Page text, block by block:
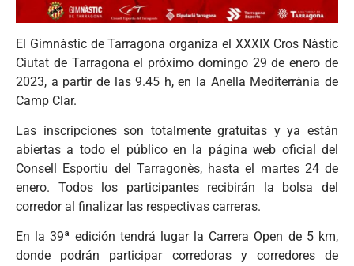
El Gimnàstic de Tarragona organiza el XXXIX Cros Nàstic
Ciutat de Tarragona el próximo domingo 29 de enero de
2023, a partir de las 9.45 h, en la Anella Mediterrània de
Camp Clar.
Las inscripciones son totalmente gratuitas y ya están
abiertas a todo el público en la página web oficial del
Consell Esportiu del Tarragonès, hasta el martes 24 de
enero. Todos los participantes recibirán la bolsa del
corredor al finalizar las respectivas carreras.
En la 39ª edición tendrá lugar la Carrera Open de 5 km,
donde podrán participar corredoras y corredores de